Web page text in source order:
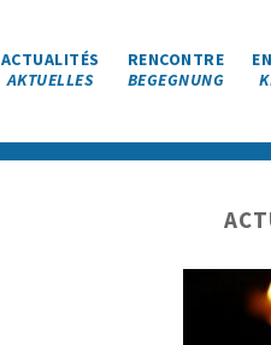
ACTUALITÉS
AKTUELLES
RENCONTRE
BEGEGNUNG
principale